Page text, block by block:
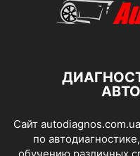
Сайт
по
обучению различных